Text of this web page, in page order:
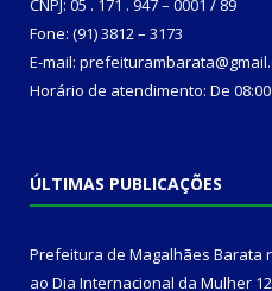
CNPJ: 05 . 171 . 947 – 0001 / 89
Fone: (91) 3812 – 3173
E-mail:
Horário de atendimento: De
ÚLTIMAS PUBLICAÇÕES
Prefeitura de Magalhães Barata
ao Dia Internacional da Mulher